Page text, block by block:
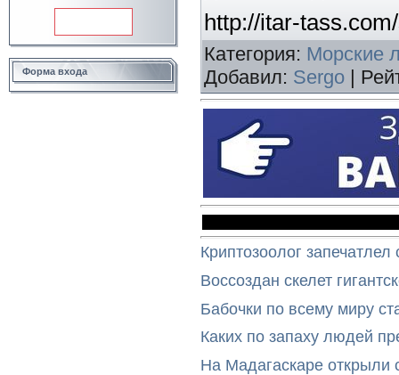
Форма входа
http://itar-
Категория: Морские
Добавил: Sergo
Криптозоолог
Воссоздан скелет
Бабочки по всему миру
Каких по запаху людей
На Мадагаскаре открыли